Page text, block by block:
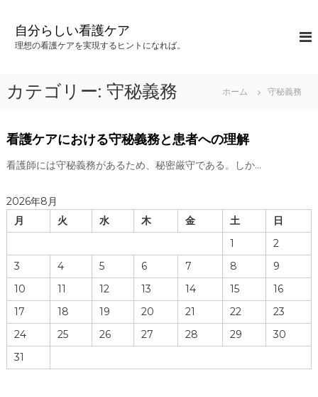
ス
プ
自分らしい看護ケア
理想の看護ケアを実現するヒントになれば。
カテゴリー: 守秘義務 ホーム 守秘義務
看護ケアにおける守秘義務と患者への理解
看護師には守秘義務があるため、秘密厳守である。しか…
2026年8月
月
火 水 木 金 土
日
1
2
3
4 5 6 7 8
9
10
11 12 13 14 15
16
17
18 19 20 21 22
23
24
25 26 27 28 29
30
31